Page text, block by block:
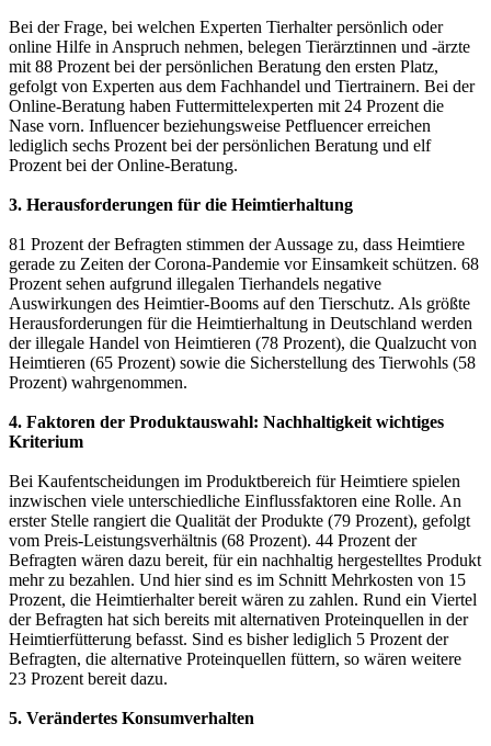
Bei der Frage, bei welchen Experten Tierhalter persönlich oder
online Hilfe in Anspruch nehmen, belegen Tierärztinnen und -ärzte
mit 88 Prozent bei der persönlichen Beratung den ersten Platz,
gefolgt von Experten aus dem Fachhandel und Tiertrainern. Bei der
Online-Beratung haben Futtermittelexperten mit 24 Prozent die
Nase vorn. Influencer beziehungsweise Petfluencer erreichen
lediglich sechs Prozent bei der persönlichen Beratung und elf
Prozent bei der Online-Beratung.
3. Herausforderungen für die Heimtierhaltung
81 Prozent der Befragten stimmen der Aussage zu, dass Heimtiere
gerade zu Zeiten der Corona-Pandemie vor Einsamkeit schützen. 68
Prozent sehen aufgrund illegalen Tierhandels negative
Auswirkungen des Heimtier-Booms auf den Tierschutz. Als größte
Herausforderungen für die Heimtierhaltung in Deutschland werden
der illegale Handel von Heimtieren (78 Prozent), die Qualzucht von
Heimtieren (65 Prozent) sowie die Sicherstellung des Tierwohls (58
Prozent) wahrgenommen.
4. Faktoren der Produktauswahl: Nachhaltigkeit wichtiges
Kriterium
Bei Kaufentscheidungen im Produktbereich für Heimtiere spielen
inzwischen viele unterschiedliche Einflussfaktoren eine Rolle. An
erster Stelle rangiert die Qualität der Produkte (79 Prozent), gefolgt
vom Preis-Leistungsverhältnis (68 Prozent). 44 Prozent der
Befragten wären dazu bereit, für ein nachhaltig hergestelltes Produkt
mehr zu bezahlen. Und hier sind es im Schnitt Mehrkosten von 15
Prozent, die Heimtierhalter bereit wären zu zahlen. Rund ein Viertel
der Befragten hat sich bereits mit alternativen Proteinquellen in der
Heimtierfütterung befasst. Sind es bisher lediglich 5 Prozent der
Befragten, die alternative Proteinquellen füttern, so wären weitere
23 Prozent bereit dazu.
5. Verändertes Konsumverhalten